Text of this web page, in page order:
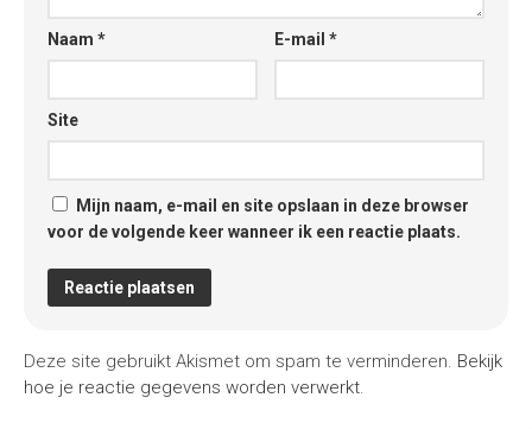
Naam * E-mail*
Site
Mijn naam, e-mail en site opslaan in deze browser
voor de volgende keer wanneer ik een reactie plaats.
Deze site gebruikt Akismet om spam te verminderen. Bekijk
hoe je reactie gegevens worden verwerkt.